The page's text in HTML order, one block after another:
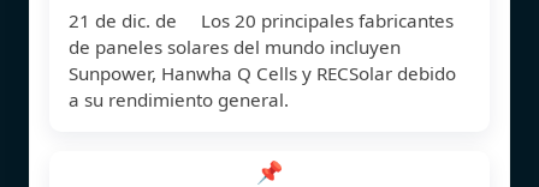
21 de dic. de Los 20 principales fabricantes
de paneles solares del mundo incluyen
Sunpower, Hanwha Q Cells y RECSolar debido
a su rendimiento general.
📌